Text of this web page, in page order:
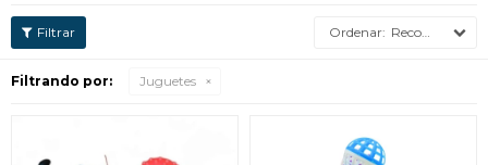
Recomendados
Filtrando por: Juguetes